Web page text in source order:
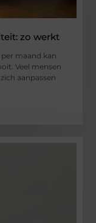
zo werkt
maand kan
Veel mensen
aanpassen